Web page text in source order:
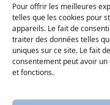
Pour offrir les meilleures
telles que les cookies pour
appareils. Le fait de
traiter des données telles
uniques sur ce site. Le fait
consentement peut avoir
et fonctions.
Vos